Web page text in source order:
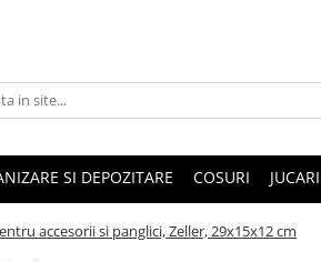
SI DEPOZITARE COSURI
accesorii si panglici, Zeller, 29x15x12 cm